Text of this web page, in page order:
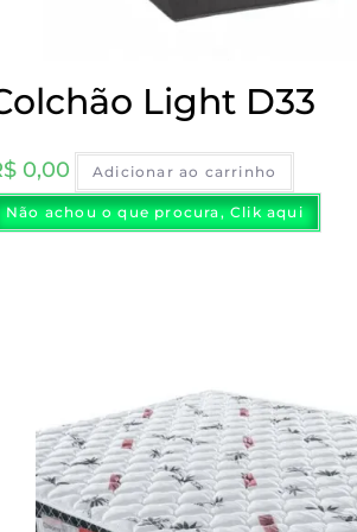
Light D33
0,00 Adicionar ao carrinho
Não achou o que procura, Clik aqui